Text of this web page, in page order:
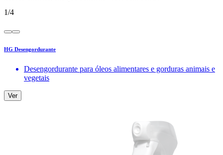
1/4
HG Desengordurante
Desengordurante para óleos alimentares e gorduras animais e
vegetais
Ver